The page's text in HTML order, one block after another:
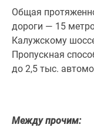
Ипотечный
калькулятор
Семейная
ипотека
Военная
программы
Общая
дороги — 15
Калужскому
Пропускная
до 2,5 тыс.
Между прочим: